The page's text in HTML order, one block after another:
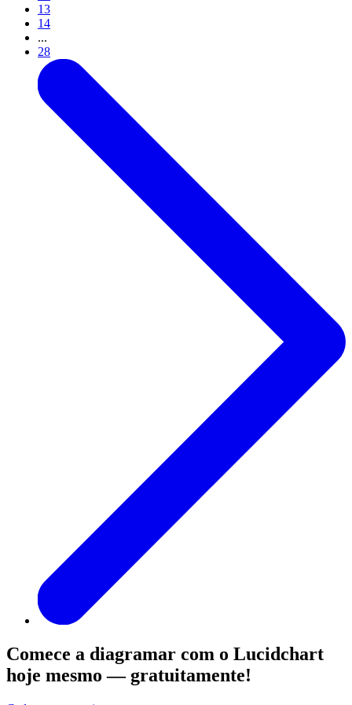
13
14
...
28
Comece a diagramar com o Lucidchart
hoje mesmo — gratuitamente!